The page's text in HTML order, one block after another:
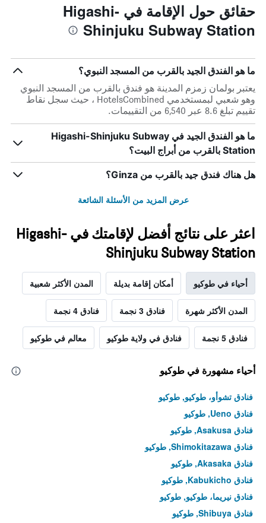
حقائق حول الإقامة في Higashi-
Shinjuku Subway Station
ما هو الفندق الجيد بالقرب من المسجد النبوي؟
يعتبر بولمان زمزم المدينة هو فندق بالقرب من المسجد النبوي
وهو شعبي لبمستخدمي HotelsCombined ، حيث سجل نقاط
تقييم تبلغ 8.6 عبر 6,540 من التقييمات.
ما هو الفندق الجيد في Higashi-Shinjuku Subway
Station بالقرب من أبراج البيت؟
هل هناك فندق جيد بالقرب من Ginza؟
عرض المزيد من الأسئلة الشائعة
اعثر على نتائج أفضل لإقامتك في Higashi-
Shinjuku Subway Station
أحياء في طوكيو أمكان إقامة بديلة المدن الأكثر شعبية
المدن الأكثر شهرة فنادق 3 نجمة فنادق 4 نجمة
فنادق 5 نجمة فنادق في ولاية طوكيو معالم في طوكيو
أحياء مشهورة في طوكيو
فنادق تشوأو، طوكيو, طوكيو
فنادق Ueno, طوكيو
فنادق Asakusa, طوكيو
فنادق Shimokitazawa, طوكيو
فنادق Akasaka, طوكيو
فنادق Kabukicho, طوكيو
فنادق نيريما، طوكيو, طوكيو
فنادق Shibuya, طوكيو